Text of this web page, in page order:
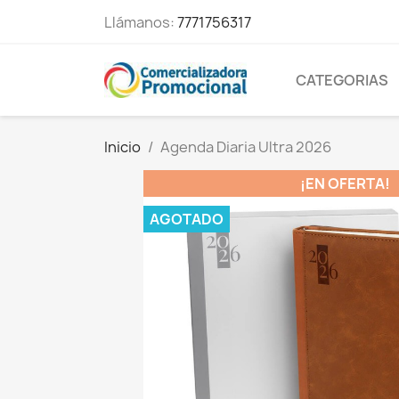
Llámanos:7771756317
CATEGORIAS
Inicio
Agenda Diaria Ultra 2026
¡EN OFERTA!
AGOTADO